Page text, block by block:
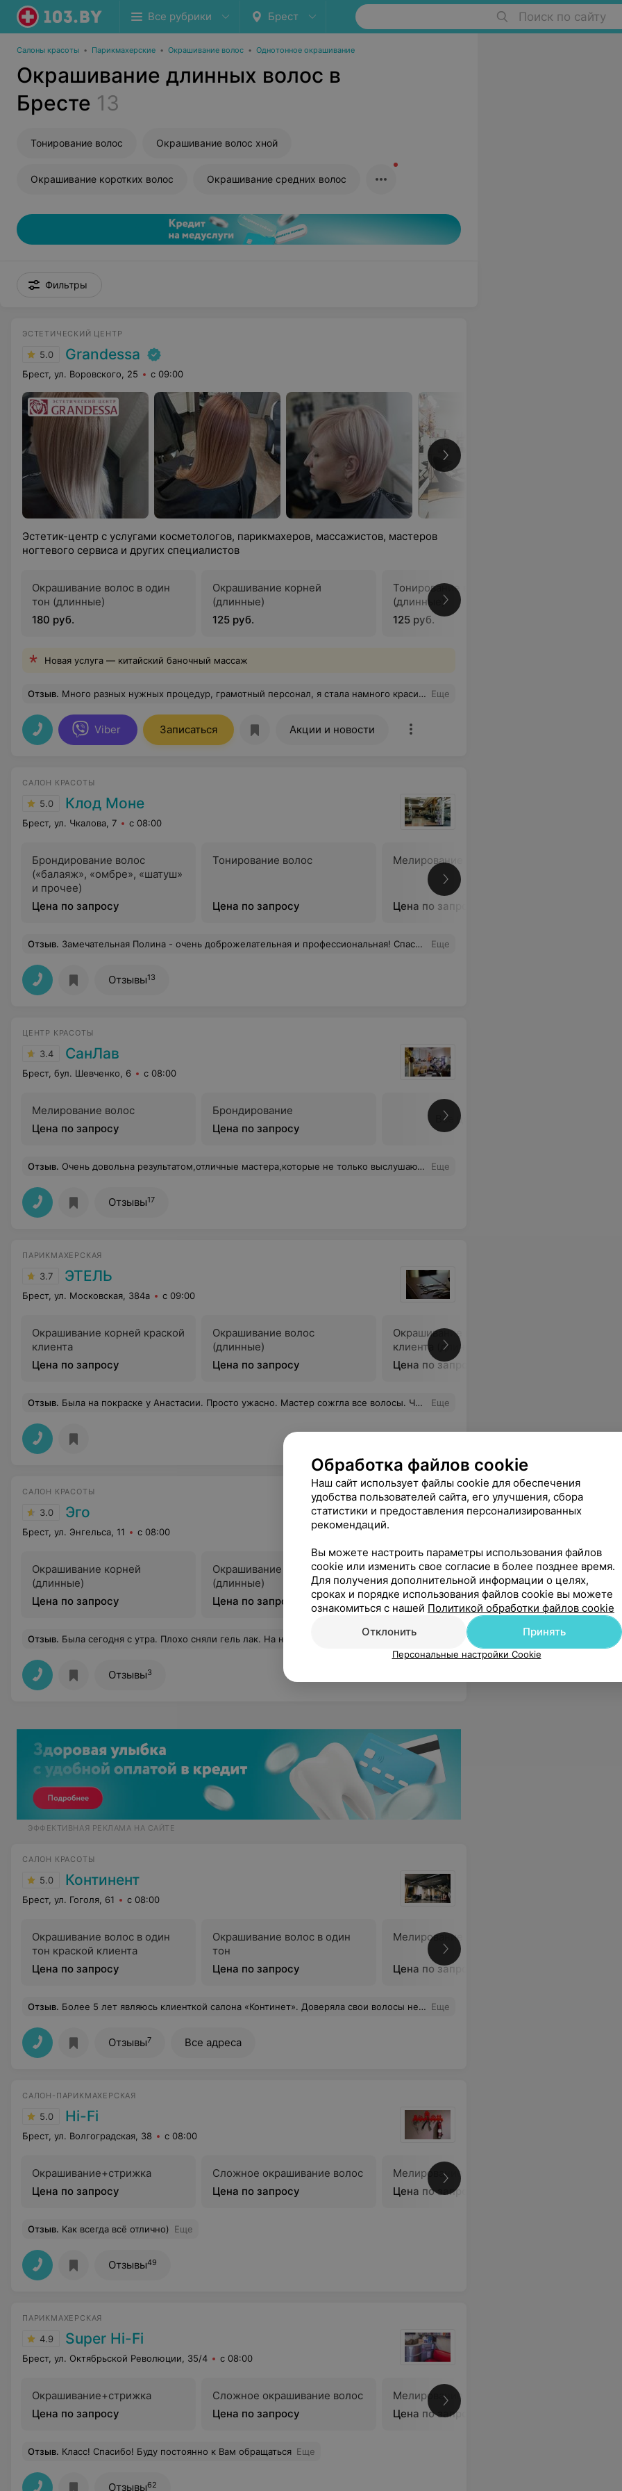
Все рубрики Брест Поиск по сайту
Салоны красоты • Парикмахерские • Окрашивание волос • Однотонное окрашивание
Окрашивание длинных волос в
Бресте 13
Тонирование волос Окрашивание волос хной
Окрашивание коротких волос Окрашивание средних волос
Фильтры
ЭСТЕТИЧЕСКИЙ ЦЕНТР
5.0 Grandessa
Брест, ул. Воровского, 25 с 09:00
Эстетик-центр с услугами косметологов, парикмахеров, массажистов, мастеров
ногтевого сервиса и других специалистов
Окрашивание волос в один
тон (длинные)
180 руб.
Окрашивание корней
(длинные)
125 руб.
Тонирование волос
(длинные)
125 руб.
Новая услуга — китайский баночный массаж
Отзыв. Много разных нужных процедур, грамотный персонал, я стала намного красивее! Еще
Viber Записаться Акции и новости
САЛОН КРАСОТЫ
5.0 Клод Моне
Брест, ул. Чкалова, 7 с 08:00
Брондирование волос
(«балаяж», «омбре», «шатуш»
и прочее)
Цена по запросу
Тонирование волос
Цена по запросу
Мелирование волос
Цена по запросу
Отзыв. Замечательная Полина - очень доброжелательная и профессиональная! Спасибо за красоту и рекомендации :) Еще
Отзывы13
ЦЕНТР КРАСОТЫ
3.4 СанЛав
Брест, бул. Шевченко, 6 с 08:00
Мелирование волос
Цена по запросу
Брондирование
Цена по запросу
Все цены
Отзыв. Очень довольна результатом,отличные мастера,которые не только выслушают Ваши пожелания,но и подскажут как лучше,очень общительный коллектив,цены довольно приемлемые,очень уютный зал! Еще
Отзывы17
ПАРИКМАХЕРСКАЯ
3.7 ЭТЕЛЬ
Брест, ул. Московская, 384а с 09:00
Окрашивание корней краской
клиента
Цена по запросу
Окрашивание волос
(длинные)
Цена по запросу
Окрашивание волос краской
клиента (длинные)
Цена по запросу
Отзыв. Была на покраске у Анастасии. Просто ужасно. Мастер сожгла все волосы. Часть из них отвалилась. Еще
САЛОН КРАСОТЫ
3.0 Эго
Брест, ул. Энгельса, 11 с 08:00
Окрашивание корней
(длинные)
Цена по запросу
Окрашивание волос
(длинные)
Цена по запросу
Окрашивание волос краской
клиента (длинные)
Цена по запросу
(длинные)
Цена по
Отзыв. Была сегодня с утра. Плохо сняли гель лак. На ногте большого пальца не снят гель лак полностью. Жаль, что я это заметила, когда вышла с салона. На некоторых торцах ногтей не снят цвет. В ценах было указано за снятие долговечного покрытия 4 рубля. Я заплатила 8.
Отзывы3
ЭФФЕКТИВНАЯ РЕКЛАМА НА САЙТЕ
САЛОН КРАСОТЫ
5.0 Континент
Брест, ул. Гоголя, 61 с 08:00
Окрашивание волос в один
тон краской клиента
Цена по запросу
Окрашивание волос в один
тон
Цена по запросу
Мелирование волос
Цена по запросу
Отзыв. Более 5 лет являюсь клиенткой салона «Континет». Доверяла свои волосы нескольким мастерам, ну больше всех благодарна ПЕТИНОВОЙ НАТАЛЬЕ! Я стала её постоянным клиентом. У меня были безжизненные волосы, никак не могла отрастить. Наталья помогла отрастить длинные здоровые волосы, шикарного цвета, научила правильно ухаживать за волосами и подбирать косметику по уходу. Как от человека я от нее просто в восторге, всегда приятное общение, внимательное и обходительное отношение, море позитива. Сама - просто красавица, глядя на нее внешний вид не страшно решиться и на эксперименты с внешностью, такому мастеру можно смело доверится, т.к. у Петиновой Натальи отличные вкус, опытный взгляд и «золотые ручки». Она большая умничка! Рекомендую Петинову Наталью как превосходного специалиста. Еще
Отзывы7 Все адреса
САЛОН-ПАРИКМАХЕРСКАЯ
5.0 Hi-Fi
Брест, ул. Волгоградская, 38 с 08:00
Окрашивание+стрижка
Цена по запросу
Сложное окрашивание волос
Цена по запросу
Мелирование волос
Цена по запросу
Отзыв. Как всегда всё отлично) Еще
Отзывы49
ПАРИКМАХЕРСКАЯ
4.9 Super Hi-Fi
Брест, ул. Октябрьской Революции, 35/4 с 08:00
Окрашивание+стрижка
Цена по запросу
Сложное окрашивание волос
Цена по запросу
Мелирование волос
Цена по запросу
Отзыв. Класс! Спасибо! Буду постоянно к Вам обращаться Еще
Отзывы62
Обработка файлов cookie
Наш сайт использует файлы cookie для обеспечения
удобства пользователей сайта, его улучшения, сбора
статистики и предоставления персонализированных
рекомендаций.
Вы можете настроить параметры использования файлов
cookie или изменить свое согласие в более позднее время.
Для получения дополнительной информации о целях,
сроках и порядке использования файлов cookie вы можете
ознакомиться с нашей Политикой обработки файлов cookie
Отклонить
Принять
Персональные настройки Cookie